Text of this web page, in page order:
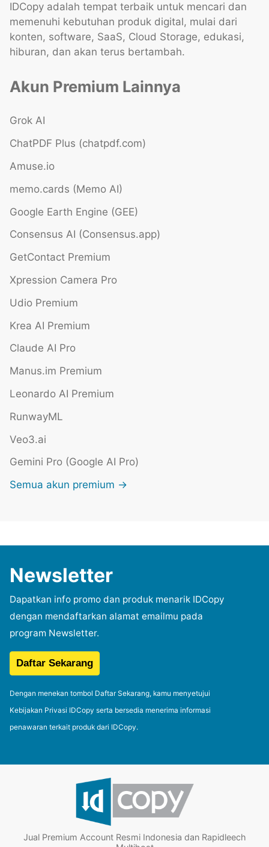
IDCopy adalah tempat terbaik untuk mencari dan
memenuhi kebutuhan produk digital, mulai dari
konten, software, SaaS, Cloud Storage, edukasi,
hiburan, dan akan terus bertambah.
Akun Premium Lainnya
Grok AI
ChatPDF Plus (chatpdf.com)
Amuse.io
memo.cards (Memo AI)
Google Earth Engine (GEE)
Consensus AI (Consensus.app)
GetContact Premium
Xpression Camera Pro
Udio Premium
Krea AI Premium
Claude AI Pro
Manus.im Premium
Leonardo AI Premium
RunwayML
Veo3.ai
Gemini Pro (Google AI Pro)
Semua akun premium →
Newsletter
Dapatkan info promo dan produk menarik IDCopy
dengan mendaftarkan alamat emailmu pada
program Newsletter.
Dengan menekan tombol Daftar Sekarang, kamu menyetujui
Kebijakan Privasi IDCopy serta bersedia menerima informasi
penawaran terkait produk dari IDCopy.
Jual Premium Account Resmi Indonesia dan Rapidleech